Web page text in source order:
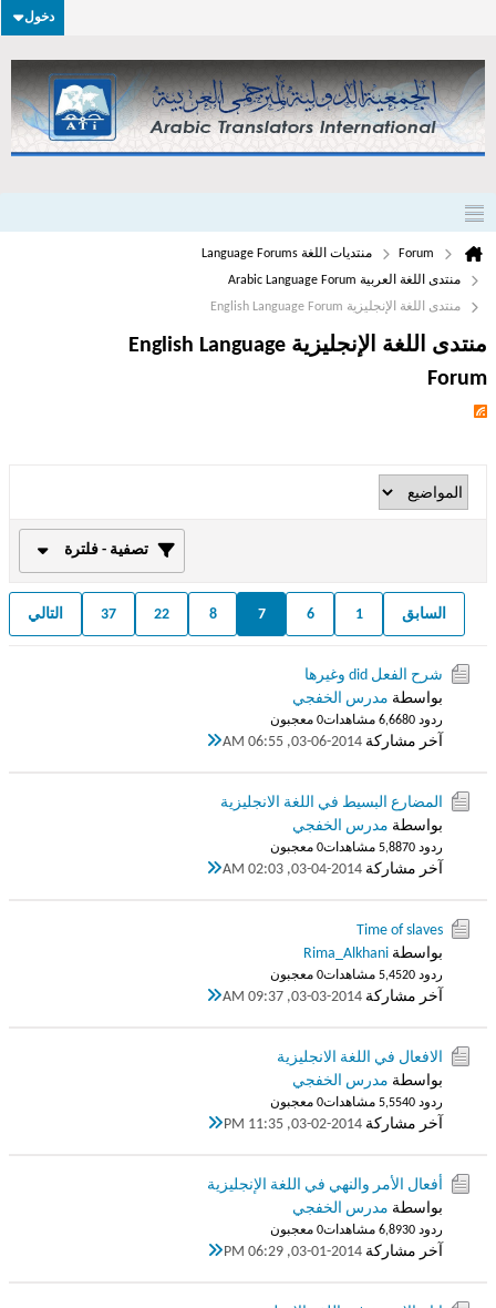
دخول
Forum
منتديات اللغة Language Forums
منتدى اللغة العربية Arabic Language Forum
منتدى اللغة الإنجليزية English Language Forum
منتدى اللغة الإنجليزية English Language
Forum
تصفية - فلترة
السابق 1
6
7
8
22
37 التالي
شرح الفعل did وغيرها
بواسطة مدرس الخفجي
ردود 0 6,668 مشاهدات 0 معجبون
آخر مشاركة 03-06-2014, 06:55 AM
المضارع البسيط في اللغة الانجليزية
بواسطة مدرس الخفجي
ردود 0 5,887 مشاهدات 0 معجبون
آخر مشاركة 03-04-2014, 02:03 AM
Time of slaves
بواسطة Rima_Alkhani
ردود 0 5,452 مشاهدات 0 معجبون
آخر مشاركة 03-03-2014, 09:37 AM
الافعال في اللغة الانجليزية
بواسطة مدرس الخفجي
ردود 0 5,554 مشاهدات 0 معجبون
آخر مشاركة 03-02-2014, 11:35 PM
أفعال الأمر والنهي في اللغة الإنجليزية
بواسطة مدرس الخفجي
ردود 0 6,893 مشاهدات 0 معجبون
آخر مشاركة 03-01-2014, 06:29 PM